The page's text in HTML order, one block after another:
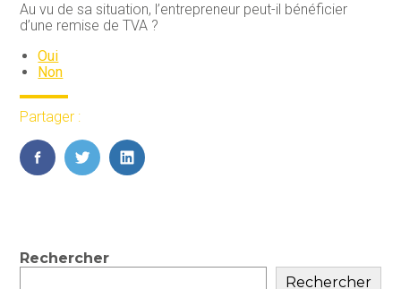
Au vu de sa situation, l’entrepreneur peut-il bénéficier
d’une remise de TVA ?
Oui
Non
Partager :
FaceBook
TwitterLinkedIn
Blog
Rechercher
Rechercher